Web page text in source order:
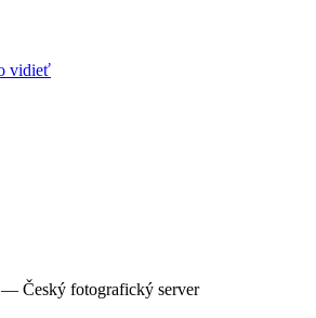
vidieť
— Český fotografický server